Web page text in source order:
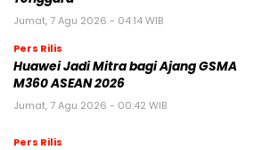
Jumat, 7 Agu 2026 - 04:14 WIB
Pers Rilis
Huawei Jadi Mitra bagi Ajang GSMA
M360 ASEAN 2026
Jumat, 7 Agu 2026 - 00:42 WIB
Pers Rilis